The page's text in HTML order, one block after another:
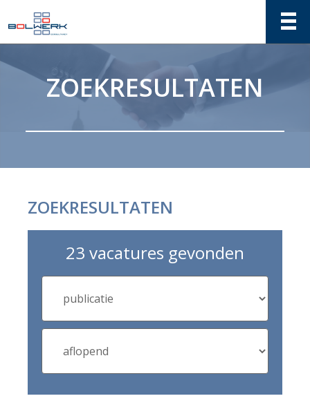
ZOEKRESULTATEN
ZOEKRESULTATEN
23 vacatures gevonden